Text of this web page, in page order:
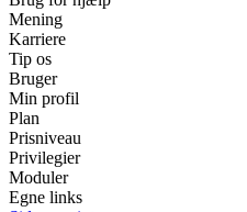
Mening
Karriere
Tip os
Bruger
Min profil
Plan
Prisniveau
Privilegier
Moduler
Egne links